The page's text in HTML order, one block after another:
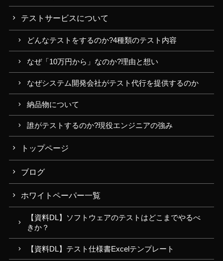
テストサービスについて
どんなテストをするのか?4種類のテスト内容
なぜ「10万円から」なのか?理由と想い
なぜシステム開発会社がテスト代行を提供するのか
納品物について
誰がテストするのか?現役エンジニアの強み
トップページ
ブログ
ホワイトペーパー一覧
【資料DL】ソフトウェアのテストはどこまでやるべ
きか？
【資料DL】テスト仕様書Excelテンプレート